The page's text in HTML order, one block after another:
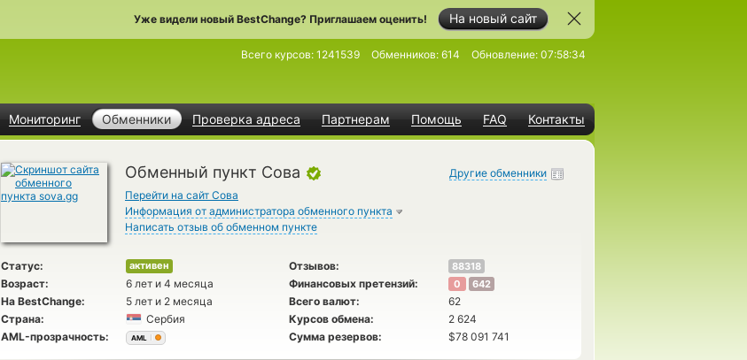
На новый сайт
Уже видели новый BestChange? Приглашаем оценить!
Мониторинг Обменники Проверка адреса Партнерам Помощь FAQ Контакты
Всего курсов: 1241539 Обменников: 614 Обновление: 07:58:34
Обменный пункт Сова
Перейти на сайт Сова
Информация от администратора обменного пункта
Написать отзыв об обменном пункте
Другие обменники
Статус: активен Отзывов: 88318
Возраст: 6 лет и 4 месяца Финансовых претензий: 0 642
На BestChange: 5 лет и 2 месяца Всего валют:
62
Страна:
Сербия Курсов обмена:
2 624
AML-прозрачность:
AML Сумма резервов: $78 091 741